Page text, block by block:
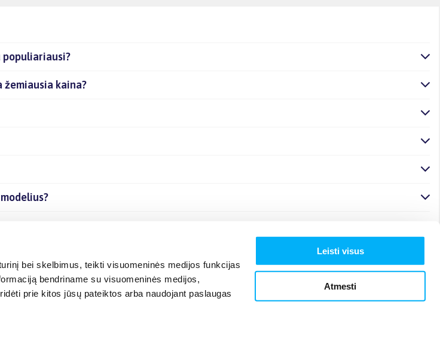
bei skelbimus, teikti visuomeninės medijos funkcijas
bendriname su visuomeninės medijos,
prie kitos jūsų pateiktos arba naudojant paslaugas
Leisti visus
Atmesti
populiariausi?
žemiausia kaina?